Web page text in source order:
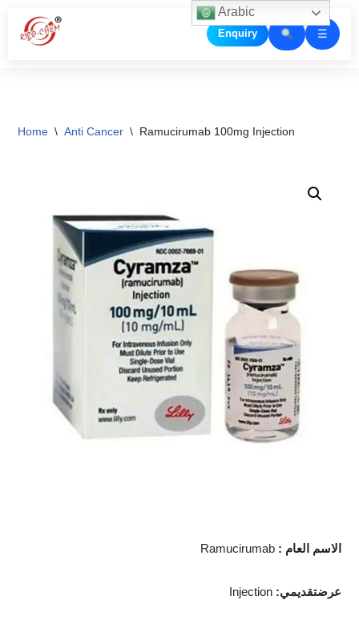
Skip
Enquiry ☰
Home \ Anti Cancer \ Ramucirumab 100mg Injection
Ramucirumab : الاسم العام
Injection :عرضتقديمي
Arabic